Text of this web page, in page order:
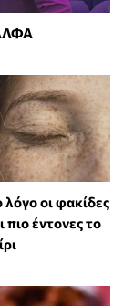
λόγο οι φακίδες
πιο έντονες το